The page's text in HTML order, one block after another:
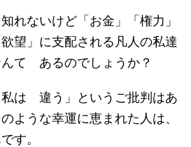
れないけど「お金」「権力」
欲望」に支配される凡人の私達
て あるのでしょうか？
は 違う」というご批判はあ
ような幸運に恵まれた人は、
す。